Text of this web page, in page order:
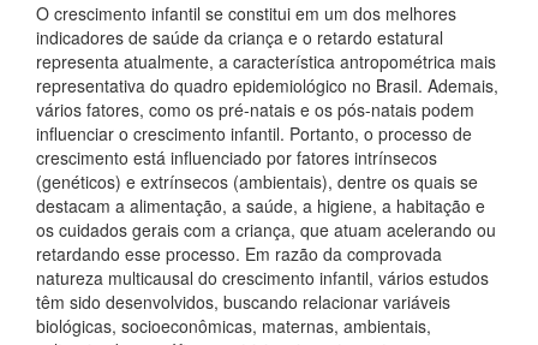
O crescimento infantil se constitui em um dos melhores
indicadores de saúde da criança e o retardo estatural
representa atualmente, a característica antropométrica mais
representativa do quadro epidemiológico no Brasil. Ademais,
vários fatores, como os pré-natais e os pós-natais podem
influenciar o crescimento infantil. Portanto, o processo de
crescimento está influenciado por fatores intrínsecos
(genéticos) e extrínsecos (ambientais), dentre os quais se
destacam a alimentação, a saúde, a higiene, a habitação e
os cuidados gerais com a criança, que atuam acelerando ou
retardando esse processo. Em razão da comprovada
natureza multicausal do crescimento infantil, vários estudos
têm sido desenvolvidos, buscando relacionar variáveis
biológicas, socioeconômicas, maternas, ambientais,